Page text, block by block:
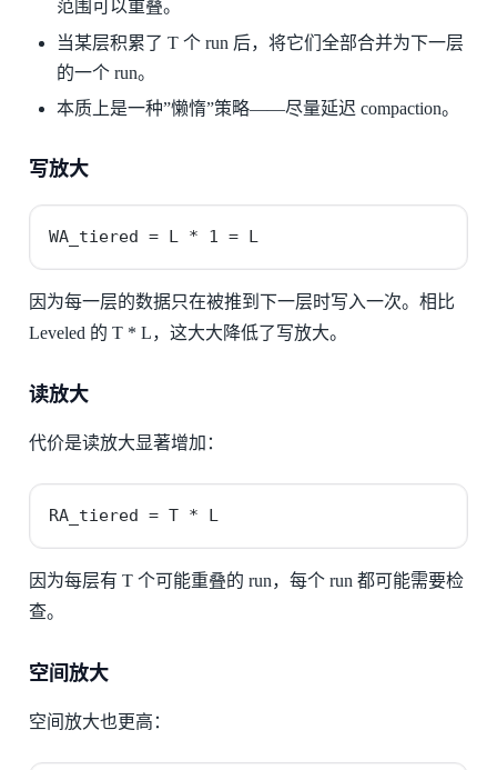
范围可以重叠。
当某层积累了 T 个 run 后，将它们全部合并为下一层
的一个 run。
本质上是一种”懒惰”策略——尽量延迟 compaction。
写放大
WA_tiered = L * 1 = L
因为每一层的数据只在被推到下一层时写入一次。相比
Leveled 的 T * L，这大大降低了写放大。
读放大
代价是读放大显著增加：
RA_tiered = T * L
因为每层有 T 个可能重叠的 run，每个 run 都可能需要检
查。
空间放大
空间放大也更高：